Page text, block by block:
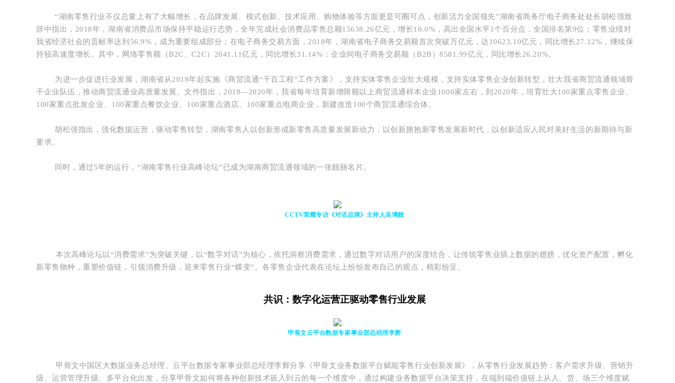
“湖南零售行业不仅总量上有了大幅增长，在品牌发展、模式创新、技术应用、购物体验等方面更是可圈可点，创新活力全国领先”湖南省商务厅电子商务处处长胡松强致
辞中指出，2018年，湖南省消费品市场保持平稳运行态势，全年完成社会消费品零售总额15638.26亿元，增长10.0%，高出全国水平1个百分点，全国排名第9位； 零售业绩对
我省经济社会的贡献率达到56.9%，成为重要组成部分； 在电子商务交易方面，2018年，湖南省电子商务交易额首次突破万亿元，达10623.10亿元，同比增长27.12%，继续保
持较高速度增长。其中，网络零售额（B2C、C2C）2041.11亿元，同比增长31.14%；企业间电子商务交易额（B2B）8581.99亿元，同比增长26.20%。
为进一步促进行业发展，湖南省从2018年起实施《商贸流通“千百工程”工作方案》，支持实体零售企业壮大规模，支持实体零售企业创新转型，壮大我省商贸流通领域骨
干企业队伍，推动商贸流通业高质量发展。文件指出，2018—2020年，我省每年培育新增限额以上商贸流通样本企业1000家左右，到2020年，培育壮大100家重点零售企业、
100家重点批发企业、100家重点餐饮企业、100家重点酒店、100家重点电商企业，新建改造100个商贸流通综合体。
胡松强指出，强化数据运营，驱动零售转型，湖南零售人以创新形成新零售高质量发展新动力，以创新拥抱新零售发展新时代，以创新适应人民对美好生活的新期待与新
要求。
同时，通过5年的运行，“湖南零售行业高峰论坛”已成为湖南商贸流通领域的一张靓丽名片。
CCTV荣耀专访《对话品牌》主持人吴博靓
本次高峰论坛以“消费需求”为突破关键，以“数字对话”为核心，依托洞察消费需求，通过数字对话用户的深度结合，让传统零售业插上数据的翅膀，优化资产配置，孵化
新零售物种，重塑价值链，引领消费升级，迎来零售行业“蝶变”。各零售企业代表在论坛上纷纷发布自己的观点，精彩纷呈。
共识：数字化运营正驱动零售行业发展
甲骨文云平台数据专家事业部总经理李辉
甲骨文中国区大数据业务总经理、云平台数据专家事业部总经理李辉分享《甲骨文业务数据平台赋能零售行业创新发展》，从零售行业发展趋势： 客户需求升级、营销升
级、运营管理升级、多平台化出发，分享甲骨文如何将各种创新技术嵌入到云的每一个维度中，通过构建业务数据平台决策支持，在端到端价值链上从人、货、场三个维度赋